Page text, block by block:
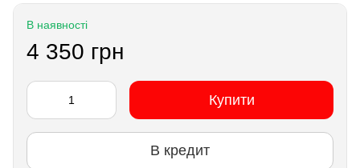
В наявності
4 350 грн
Купити
В кредит